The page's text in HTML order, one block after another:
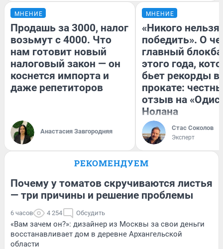
МНЕНИЕ
Продашь за 3000, налог
возьмут с 4000. Что
нам готовит новый
налоговый закон — он
коснется импорта и
даже репетиторов
Анастасия Завгородняя
МНЕНИЕ
«Никого нельзя
победить». О
главный
этого года,
бьет рекорды в
прокате:
отзыв на
Нолана
Стас Соколов
Эксперт
РЕКОМЕНДУЕМ
Почему у томатов скручиваются листья
— три причины и решение проблемы
6 часов 4 254 Обсудить
«Вам зачем он?»: дизайнер из Москвы за свои деньги
восстанавливает дом в деревне Архангельской
области